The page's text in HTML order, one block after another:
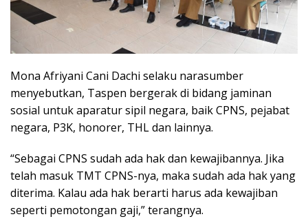
Mona Afriyani Cani Dachi selaku narasumber
menyebutkan, Taspen bergerak di bidang jaminan
sosial untuk aparatur sipil negara, baik CPNS, pejabat
negara, P3K, honorer, THL dan lainnya.
“Sebagai CPNS sudah ada hak dan kewajibannya. Jika
telah masuk TMT CPNS-nya, maka sudah ada hak yang
diterima. Kalau ada hak berarti harus ada kewajiban
seperti pemotongan gaji,” terangnya.